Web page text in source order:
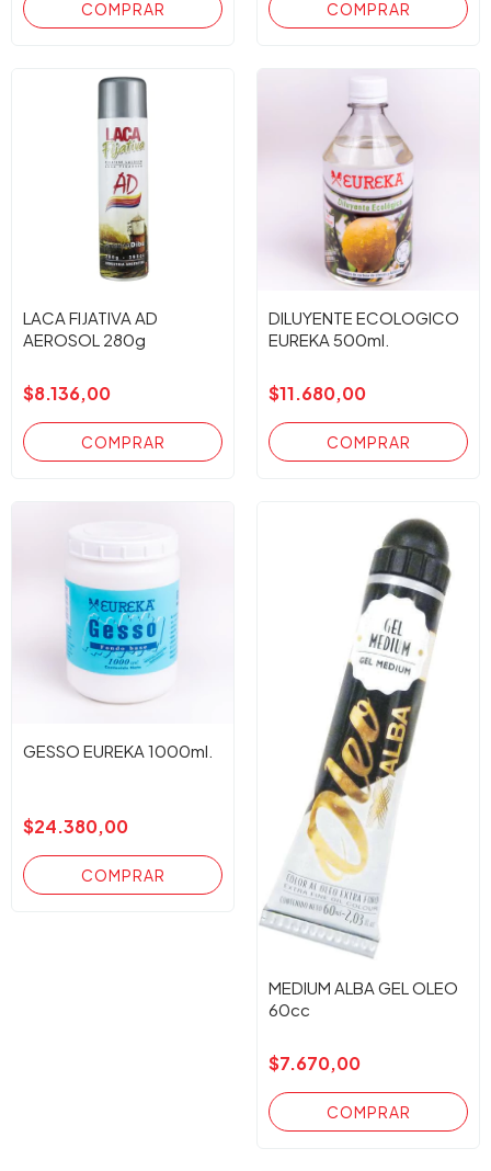
LACA FIJATIVA AD
AEROSOL 280g
$8.136,00
DILUYENTE ECOLOGICO
EUREKA 500ml.
$11.680,00
GESSO EUREKA 1000ml.
$24.380,00
MEDIUM ALBA GEL OLEO
60cc
$7.670,00